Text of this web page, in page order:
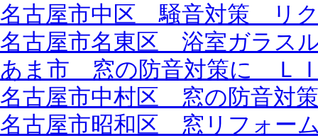
名古屋市中区 騒音対策 リ
名古屋市名東区 浴室ガラス
あま市 窓の防音対策に Ｌ
名古屋市中村区 窓の防音対
名古屋市昭和区 窓リフォー